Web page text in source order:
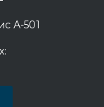
А-501